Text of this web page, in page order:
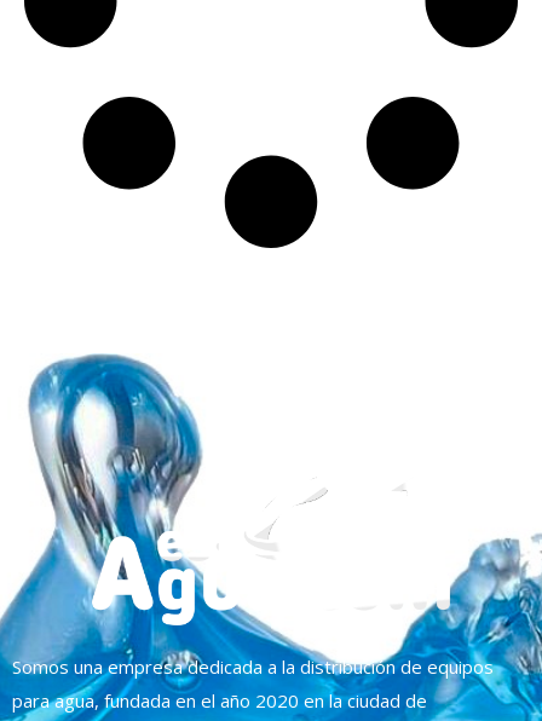
Somos una empresa dedicada a la distribución de equipos
para agua, fundada en el año 2020 en la ciudad de